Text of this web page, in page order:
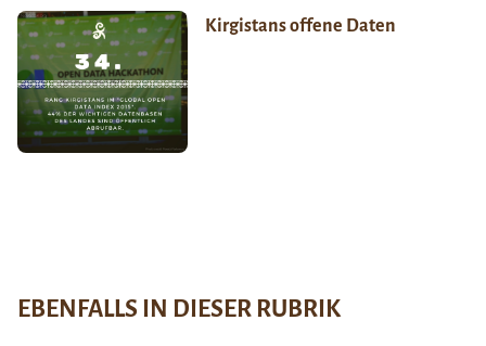
Kirgistans offene Daten
EBENFALLS IN DIESER RUBRIK